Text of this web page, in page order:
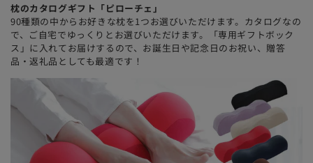
枕のカタログギフト「ピローチェ」
90種類の中からお好きな枕を1つお選びいただけます。カタログなの
で、ご自宅でゆっくりとお選びいただけます。「専用ギフトボック
ス」に入れてお届けするので、お誕生日や記念日のお祝い、贈答
品・返礼品としても最適です！